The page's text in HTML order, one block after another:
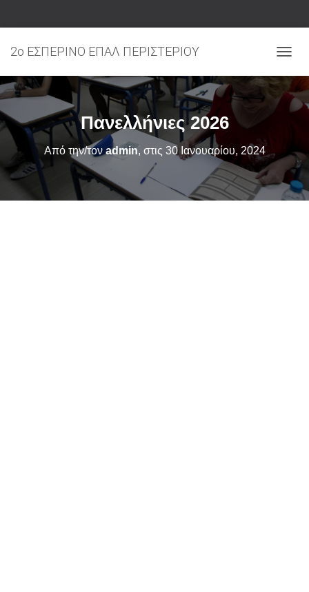
2ο ΕΣΠΕΡΙΝΟ ΕΠΑΛ ΠΕΡΙΣΤΕΡΙΟΥ
Πανελλήνιες 2026
Από την/τον admin, στις 30 Ιανουαρίου, 2024